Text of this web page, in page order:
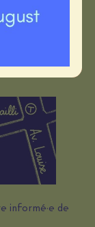
informé·e de